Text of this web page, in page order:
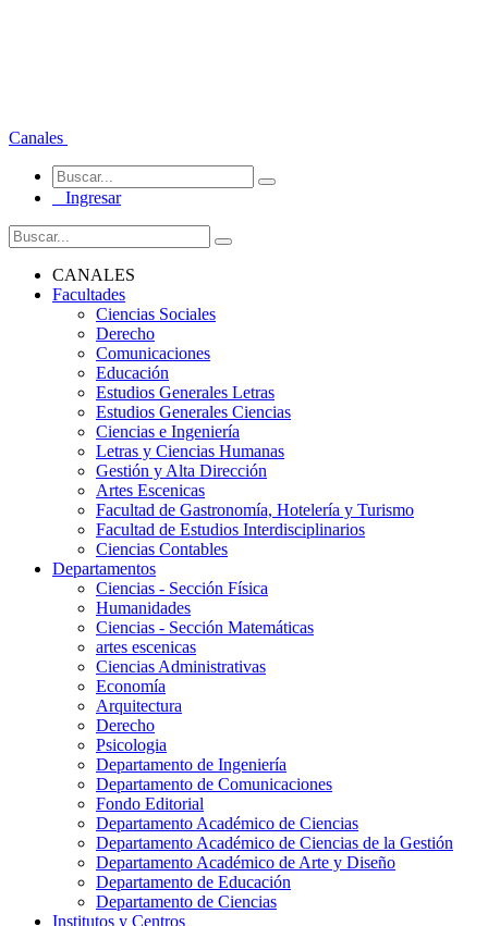
Canales
Ingresar
CANALES
Facultades
Ciencias Sociales
Derecho
Comunicaciones
Educación
Estudios Generales Letras
Estudios Generales Ciencias
Ciencias e Ingeniería
Letras y Ciencias Humanas
Gestión y Alta Dirección
Artes Escenicas
Facultad de Gastronomía, Hotelería y Turismo
Facultad de Estudios Interdisciplinarios
Ciencias Contables
Departamentos
Ciencias - Sección Física
Humanidades
Ciencias - Sección Matemáticas
artes escenicas
Ciencias Administrativas
Economía
Arquitectura
Derecho
Psicologia
Departamento de Ingeniería
Departamento de Comunicaciones
Fondo Editorial
Departamento Académico de Ciencias
Departamento Académico de Ciencias de la Gestión
Departamento Académico de Arte y Diseño
Departamento de Educación
Departamento de Ciencias
Institutos y Centros